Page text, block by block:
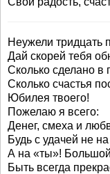
Неужели тридцать
Дай скорей тебя
Сколько сделано в
Сколько счастья
Юбилея твоего!
Пожелаю я всего:
Денег, смеха и
Будь с удачей не
А на «ты»!
Быть всегда